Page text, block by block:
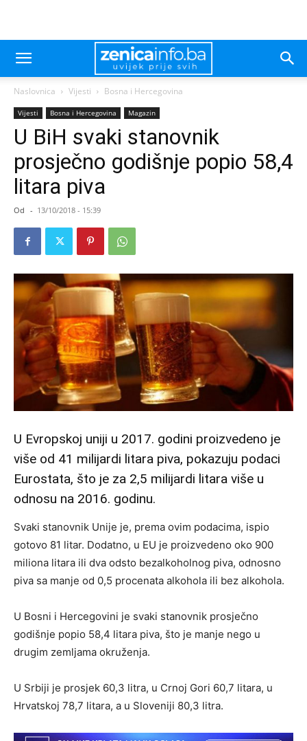
Naslovnica Vijesti Bosna i Hercegovina
Vijesti Bosna i Hercegovina Magazin
U BiH svaki stanovnik
prosječno godišnje popio 58,4
litara piva
Od - 13/10/2018 - 15:39
U Evropskoj uniji u 2017. godini proizvedeno je
više od 41 milijardi litara piva, pokazuju podaci
Eurostata, što je za 2,5 milijardi litara više u
odnosu na 2016. godinu.
Svaki stanovnik Unije je, prema ovim podacima, ispio
gotovo 81 litar. Dodatno, u EU je proizvedeno oko 900
miliona litara ili dva odsto bezalkoholnog piva, odnosno
piva sa manje od 0,5 procenata alkohola ili bez alkohola.
U Bosni i Hercegovini je svaki stanovnik prosječno
godišnje popio 58,4 litara piva, što je manje nego u
drugim zemljama okruženja.
U Srbiji je prosjek 60,3 litra, u Crnoj Gori 60,7 litara, u
Hrvatskoj 78,7 litara, a u Sloveniji 80,3 litra.